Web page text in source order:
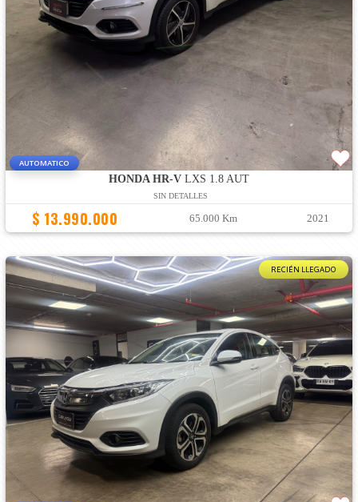
AUTOMATICO
HONDA HR-VLXS 1.8 AUT
SIN DETALLES
$ 13.990.000 65.000 Km 2021
RECIÉN LLEGADO